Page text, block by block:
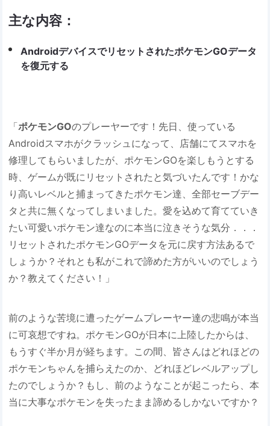
主な内容：
AndroidデバイスでリセットされたポケモンGOデータ
を復元する
「ポケモンGOのプレーヤーです！先日、使っている
Androidスマホがクラッシュになって、店舗にてスマホを
修理してもらいましたが、ポケモンGOを楽しもうとする
時、ゲームが既にリセットされたと気づいたんです！かな
り高いレベルと捕まってきたポケモン達、全部セーブデー
タと共に無くなってしまいました。愛を込めて育てていき
たい可愛いポケモン達なのに本当に泣きそうな気分．．．
リセットされたポケモンGOデータを元に戻す方法あるで
しょうか？それとも私がこれで諦めた方がいいのでしょう
か？教えてください！」
前のような苦境に遭ったゲームプレーヤー達の悲鳴が本当
に可哀想ですね。ポケモンGOが日本に上陸したからは、
もうすぐ半か月が経ちます。この間、皆さんはどれほどの
ポケモンちゃんを捕らえたのか、どれほどレベルアップし
たのでしょうか？もし、前のようなことが起こったら、本
当に大事なポケモンを失ったまま諦めるしかないですか？